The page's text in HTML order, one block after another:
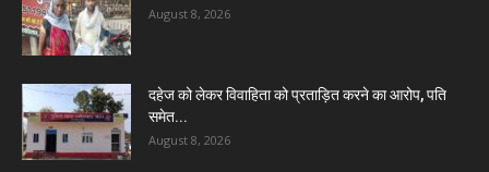
August 8, 2026
दहेज को लेकर विवाहिता को प्रताड़ित करने का आरोप, पति
समेत...
August 8, 2026